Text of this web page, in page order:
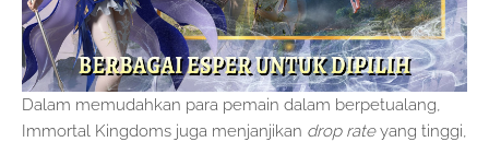
Dalam memudahkan para pemain dalam berpetualang,
Immortal Kingdoms juga menjanjikan drop rateyang tinggi,